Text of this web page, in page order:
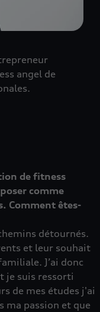
angel de
de fitness
comme
Comment êtes-
détournés.
et leur souhait
J’ai donc
je suis ressorti
de mes études j'ai
ma passion et que